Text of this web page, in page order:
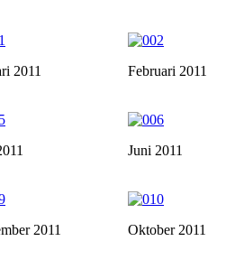
2011 Februari 2011
Juni 2011
2011 Oktober 2011